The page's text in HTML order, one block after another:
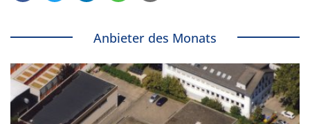
Anbieter des Monats